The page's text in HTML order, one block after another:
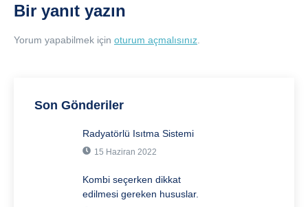
Bir yanıt yazın
Yorum yapabilmek için oturum açmalısınız
Son Gönderiler
Radyatörlü Isıtma Sistemi
15 Haziran 2022
Kombi seçerken dikkat
edilmesi gereken hususlar.